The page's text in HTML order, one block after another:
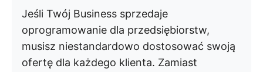
Jeśli Twój Business sprzedaje
oprogramowanie dla przedsiębiorstw,
musisz niestandardowo dostosować swoją
ofertę dla każdego klienta. Zamiast